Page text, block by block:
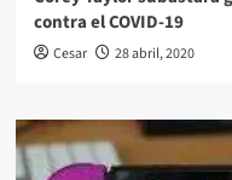
contra el COVID-19
Cesar 28 abril, 2020